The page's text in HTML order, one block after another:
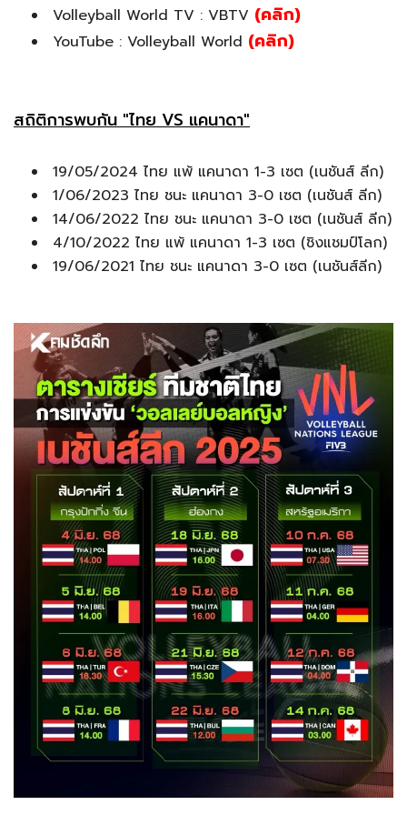
Volleyball World TV : VBTV (คลิก)
YouTube : Volleyball World (คลิก)
สถิติการพบกัน "ไทย VS แคนาดา"
19/05/2024 ไทย แพ้ แคนาดา 1-3 เซต (เนชันส์ ลีก)
1/06/2023 ไทย ชนะ แคนาดา 3-0 เซต (เนชันส์ ลีก)
14/06/2022 ไทย ชนะ แคนาดา 3-0 เซต (เนชันส์ ลีก)
4/10/2022 ไทย แพ้ แคนาดา 1-3 เซต (ชิงแชมป์โลก)
19/06/2021 ไทย ชนะ แคนาดา 3-0 เซต (เนชันส์ลีก)